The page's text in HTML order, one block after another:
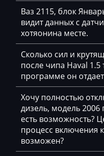
Dieci
Dodge
Dongfeng
Doosan
Doppstadt
Dynapac
EcoLog
Eggersmann
Ваз 2115, блок
видит данных с
хотяонина месте.
Сколько сил и
после чипа Haval 1.5
программе он
Хочу полностью
дизель, модель 2006
есть возможность?
процесс включения
возможен?